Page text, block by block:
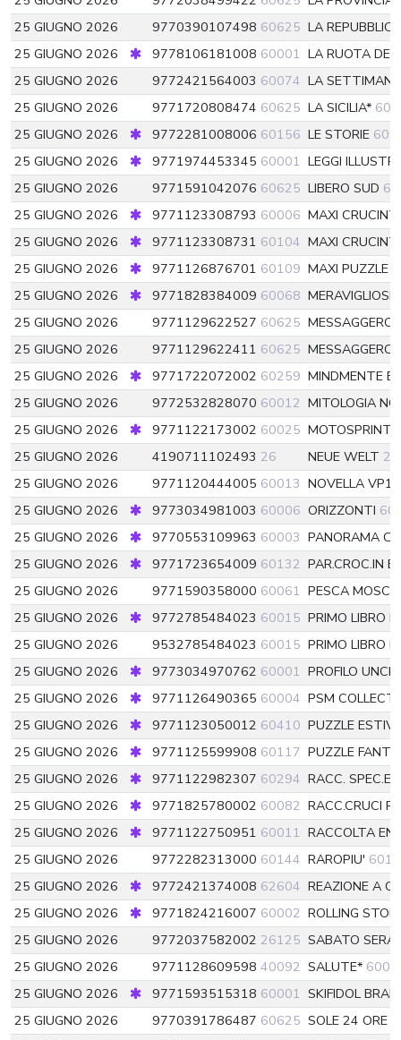
25 GIUGNO 2026
9770390107498 60625 LA
25 GIUGNO 2026
9778106181008 60001 LA RUOTA
25 GIUGNO 2026
9772421564003 60074 LA
25 GIUGNO 2026
9771720808474 60625 LA SICILIA*
25 GIUGNO 2026
9772281008006 60156 LE STORIE
25 GIUGNO 2026
9771974453345 60001 LEGGI
25 GIUGNO 2026
9771591042076 60625 LIBERO SUD
25 GIUGNO 2026
9771123308793 60006 MAXI
25 GIUGNO 2026
9771123308731 60104 MAXI
25 GIUGNO 2026
9771126876701 60109 MAXI PUZZLE
25 GIUGNO 2026
9771828384009 60068 MERAVIGLIOSI
25 GIUGNO 2026
9771129622527 60625
25 GIUGNO 2026
9771129622411 60625
25 GIUGNO 2026
9771722072002 60259 MINDMENTE E
25 GIUGNO 2026
9772532828070 60012 MITOLOGIA
25 GIUGNO 2026
9771122173002 60025 MOTOSPRINT
25 GIUGNO 2026
4190711102493 26 NEUE WELT 26
25 GIUGNO 2026
9771120444005 60013 NOVELLA
25 GIUGNO 2026
9773034981003 60006 ORIZZONTI
25 GIUGNO 2026
9770553109963 60003 PANORAMA
25 GIUGNO 2026
9771723654009 60132 PAR.CROC.IN
25 GIUGNO 2026
9771590358000 60061 PESCA
25 GIUGNO 2026
9772785484023 60015 PRIMO LIBRO
25 GIUGNO 2026
9532785484023 60015 PRIMO LIBRO
25 GIUGNO 2026
9773034970762 60001 PROFILO
25 GIUGNO 2026
9771126490365 60004 PSM
25 GIUGNO 2026
9771123050012 60410 PUZZLE ESTIVI
25 GIUGNO 2026
9771125599908 60117 PUZZLE
25 GIUGNO 2026
9771122982307 60294 RACC.
25 GIUGNO 2026
9771825780002 60082 RACC.CRUCI
25 GIUGNO 2026
9771122750951 60011 RACCOLTA
25 GIUGNO 2026
9772282313000 60144 RAROPIU'
25 GIUGNO 2026
9772421374008 62604 REAZIONE A
25 GIUGNO 2026
9771824216007 60002 ROLLING
25 GIUGNO 2026
9772037582002 26125 SABATO SERA
25 GIUGNO 2026
9771128609598 40092 SALUTE*
25 GIUGNO 2026
9771593515318 60001 SKIFIDOL
25 GIUGNO 2026
9770391786487 60625 SOLE 24 ORE